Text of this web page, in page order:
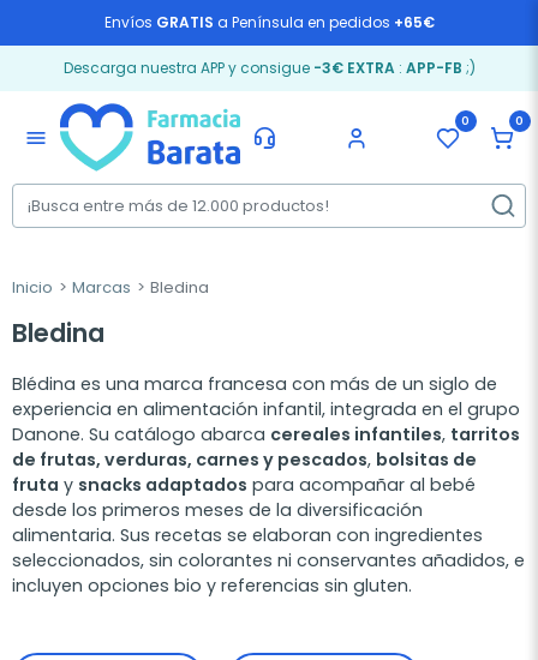
Envíos GRATIS a Península en pedidos +65€
Descarga nuestra APP y consigue -3€ EXTRA: APP-FB ;)
menu
0 0
Inicio Marcas Bledina
Bledina
Blédina es una marca francesa con más de un siglo de
experiencia en alimentación infantil, integrada en el grupo
Danone. Su catálogo abarca cereales infantiles, tarritos
de frutas, verduras, carnes y pescados, bolsitas de
fruta y snacks adaptados para acompañar al bebé
desde los primeros meses de la diversificación
alimentaria. Sus recetas se elaboran con ingredientes
seleccionados, sin colorantes ni conservantes añadidos, e
incluyen opciones bio y referencias sin gluten.